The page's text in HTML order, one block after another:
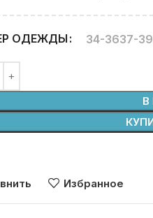
ОДЕЖДЫ 34-3637-39
В
Избранное